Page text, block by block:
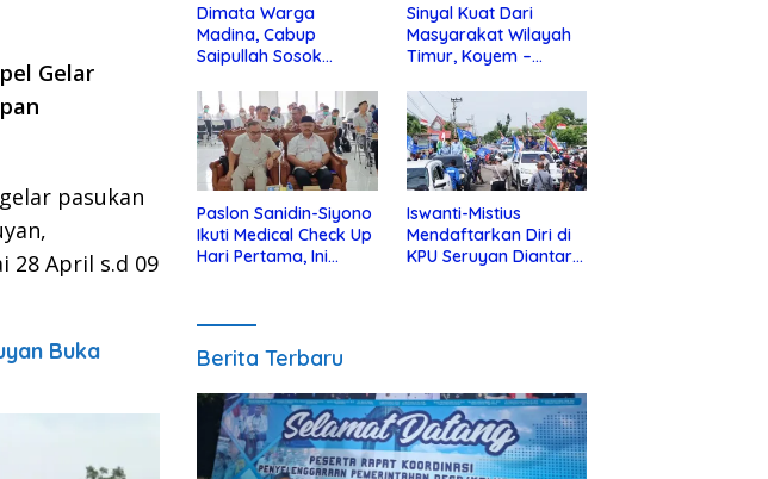
Gelar
pasukan
28 April s.d 09
Buka
Dimata Warga
Madina, Cabup
Saipullah Sosok
Anak Yatim
Sinyal Kuat Dari
Masyarakat Wilayah
Timur, Koyem –
di Kotim
Paslon Sanidin-Siyono
Ikuti Medical Check Up
Hari Pertama, Ini
Iswanti-Mistius
Mendaftarkan Diri di
KPU Seruyan Diantar
Berita Terbaru